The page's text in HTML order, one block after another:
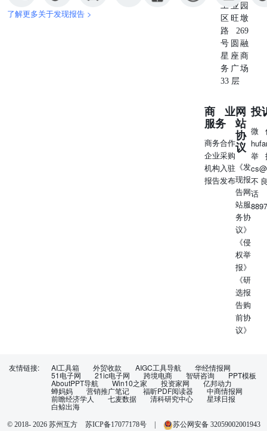
了解更多关于发现报告 >
工业园
区旺墩
路269
号圆融
星座商
务广场
33 层
商业
服务
商务合作
企业采购
机构入驻
报告发布
网
站
协
议
《发
现报
告网
站服
务协
议》
《侵
权举
报》
《研
选报
告购
前协
议》
投
微
举
不
友情链接: AI工具箱 外贸收款 AIGC工具导航 华经情报网
51电子网 21ic电子网 跨境电商 智研咨询 PPT模板
AboutPPT导航 Win10之家 投资家网 亿邦动力
蝉妈妈 营销推广笔记 福昕PDF阅读器 中商情报网
前瞻经济学人 七麦数据 清科研究中心 星球日报
白鲸出海
© 2018- 2026 苏州互方 苏ICP备17077178号 苏公网安备 32059002001943